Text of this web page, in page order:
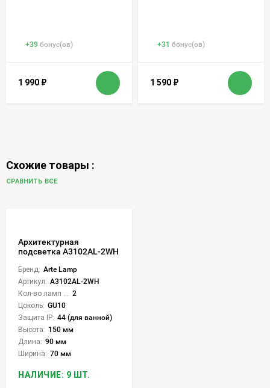
+39 бонус(ов)
1 990 ₽
+31 бонус(ов)
1 590 ₽
Схожие товары :
СРАВНИТЬ ВСЕ
Архитектурная
подсветка A3102AL-2WH
Бренд: Arte Lamp
Артикул: A3102AL-2WH
2
Цоколь: GU10
Защита IP: 44 (для ванной)
Высота: 150 мм
Длина: 90 мм
Ширина: 70 мм
НАЛИЧИЕ: 9 ШТ.